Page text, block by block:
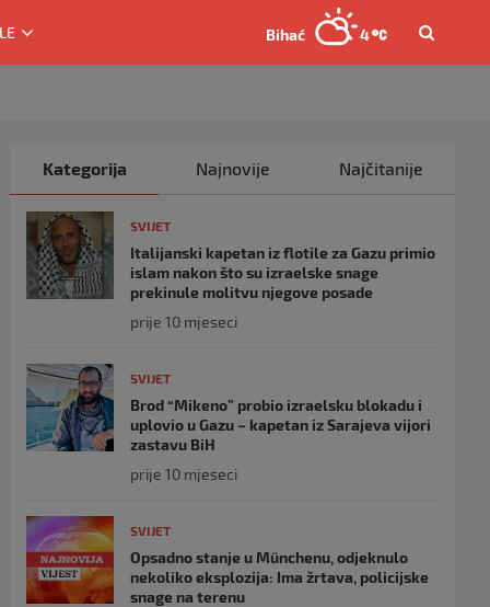
Bihać 4
Kategorija Najnovije Najčitanije
SVIJET
Italijanski kapetan iz flotile za Gazu primio
islam nakon što su izraelske snage
prekinule molitvu njegove posade
prije 10 mjeseci
SVIJET
Brod “Mikeno” probio izraelsku blokadu i
uplovio u Gazu – kapetan iz Sarajeva vijori
zastavu BiH
prije 10 mjeseci
SVIJET
Opsadno stanje u Münchenu, odjeknulo
nekoliko eksplozija: Ima žrtava, policijske
snage na terenu